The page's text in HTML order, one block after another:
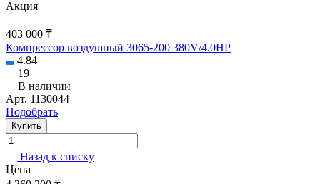
Акция
403 000 ₸
Компрессор воздушный 3065-200 380V/4.0HP
4.84
19
В наличии
Арт. 1130044
Подобрать
Купить
Назад к списку
Цена